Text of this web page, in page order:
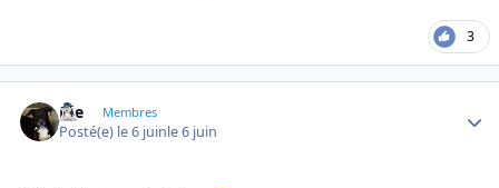
3
Joe Membres
Posté(e) le 6 juinle 6 juin